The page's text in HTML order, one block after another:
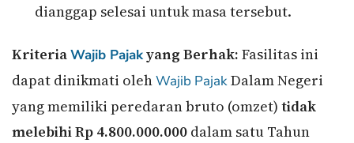
dianggap selesai untuk masa tersebut.
KriteriaWajib Pajakyang Berhak: Fasilitas ini
dapat dinikmati olehWajib PajakDalam Negeri
yang memiliki peredaran bruto (omzet) tidak
melebihi Rp 4.800.000.000 dalam satu Tahun